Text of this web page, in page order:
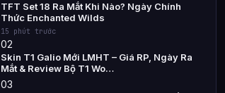
TFT Set 18 Ra Mắt Khi Nào? Ngày Chính
Thức Enchanted Wilds
15 phút trước
02
Skin T1 Galio Mới LMHT – Giá RP, Ngày Ra
Mắt & Review Bộ T1 Wo…
03